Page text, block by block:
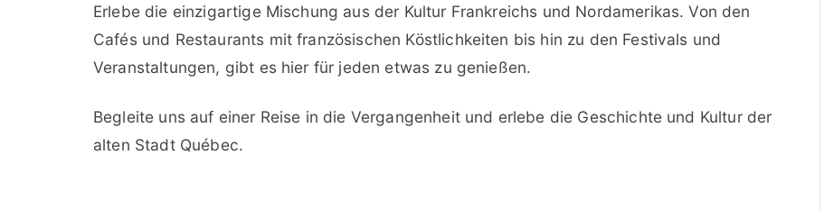
Erlebe die einzigartige Mischung aus der Kultur Frankreichs und Nordamerikas. Von den
Cafés und Restaurants mit französischen Köstlichkeiten bis hin zu den Festivals und
Veranstaltungen, gibt es hier für jeden etwas zu genießen.
Begleite uns auf einer Reise in die Vergangenheit und erlebe die Geschichte und Kultur der
alten Stadt Québec.